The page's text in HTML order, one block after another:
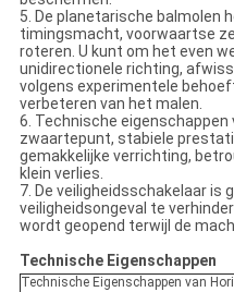
5. De planetarische balmolen
timingsmacht, voorwaartse
roteren. U kunt om het even
unidirectionele richting,
volgens experimentele
verbeteren van het malen.
6. Technische eigenschappen
zwaartepunt, stabiele
gemakkelijke verrichting,
klein verlies.
7. De veiligheidsschakelaar is
veiligheidsongeval te
wordt geopend terwijl de
Technische Eigenschappen
Technische Eigenschappen van